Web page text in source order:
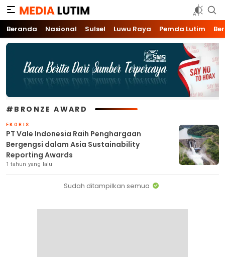
Media Lutim
Info untuk Lutim
Beranda Nasional Sulsel Luwu Raya Pemda Lutim
#BRONZE AWARD
EKOBIS
PT Vale Indonesia Raih Penghargaan
Bergengsi dalam Asia Sustainability
Reporting Awards
1 tahun yang lalu
Sudah ditampilkan semua